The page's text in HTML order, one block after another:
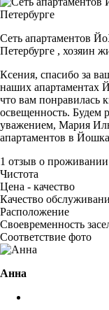
Сеть апартаментов
Петербурге , хозяин
Ксения, спасибо за
наших
что вам понравилась
освещенность. Будем
уважением, Мария
апартаментов в
1 отзыв о проживании
Чистота
Цена - качество
Качество
Расположение
Своевременность
Соответствие фото
Анна